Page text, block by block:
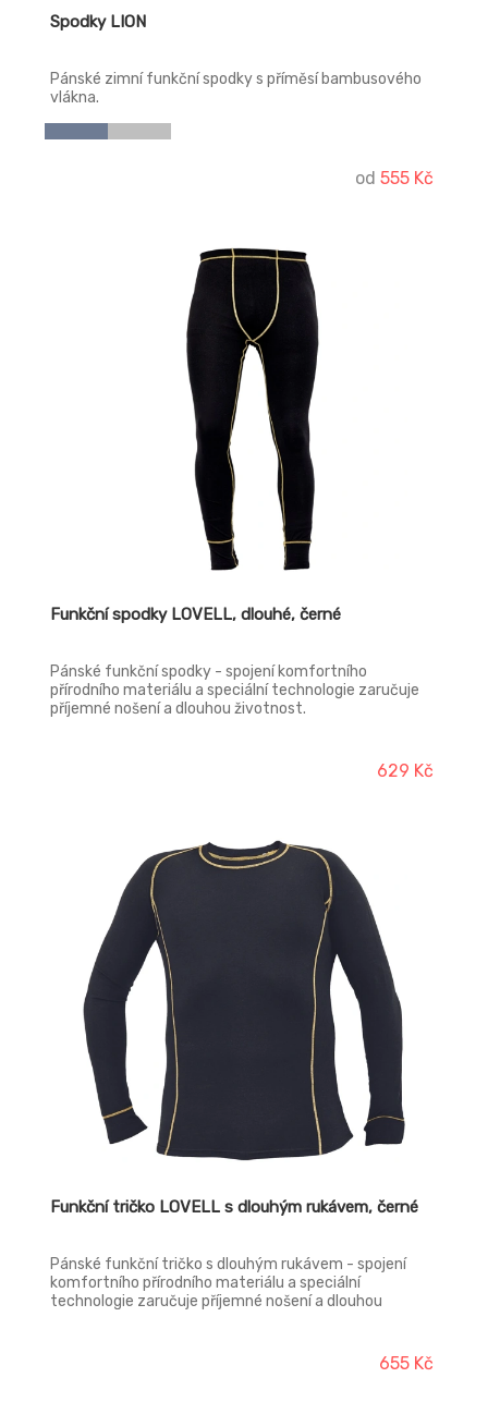
Spodky LION
Pánské zimní funkční spodky s příměsí bambusového
vlákna.
od 555 Kč
Funkční spodky LOVELL, dlouhé, černé
Pánské funkční spodky - spojení komfortního
přírodního materiálu a speciální technologie zaručuje
příjemné nošení a dlouhou životnost.
629 Kč
Funkční tričko LOVELL s dlouhým rukávem, černé
Pánské funkční tričko s dlouhým rukávem - spojení
komfortního přírodního materiálu a speciální
technologie zaručuje příjemné nošení a dlouhou
655 Kč